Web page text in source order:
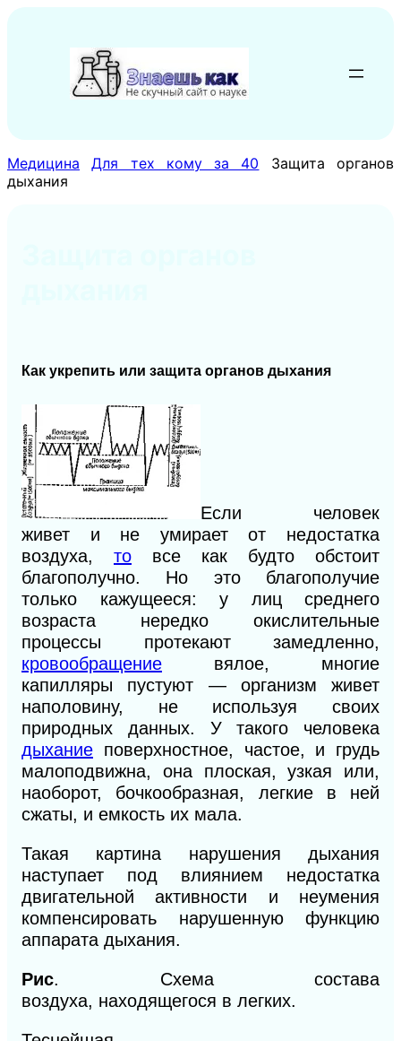
содержимому
Медицина Для тех кому за 40
Защита органов
дыхания
Как укрепить или защита органов дыхания
Если человек
живет и не умирает от недостатка
воздуха, то все как будто обстоит
благополучно. Но это благополучие
только кажущееся: у лиц среднего
возраста нередко окислительные
процессы протекают замедленно,
кровообращение вялое, многие
капилляры пустуют — организм живет
наполовину, не используя своих
природных данных. Утакого человека
дыхание поверхностное, частое, и грудь
малоподвижна, она плоская, узкая или,
наоборот, бочкообразная, легкие в ней
сжаты, и емкость их мала.
Такая картина нарушения дыхания
наступает под влиянием недостатка
двигательной активности и неумения
компенсировать нарушенную функцию
аппарата дыхания.
Рис. Схема состава
воздуха, находящегося в легких.